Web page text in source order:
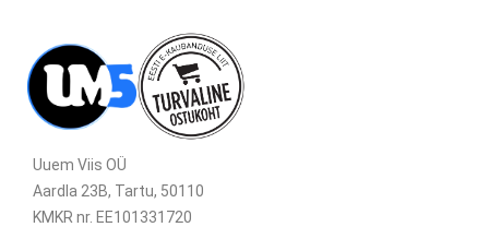
Uuem Viis OÜ
Aardla 23B, Tartu, 50110
KMKR nr. EE101331720